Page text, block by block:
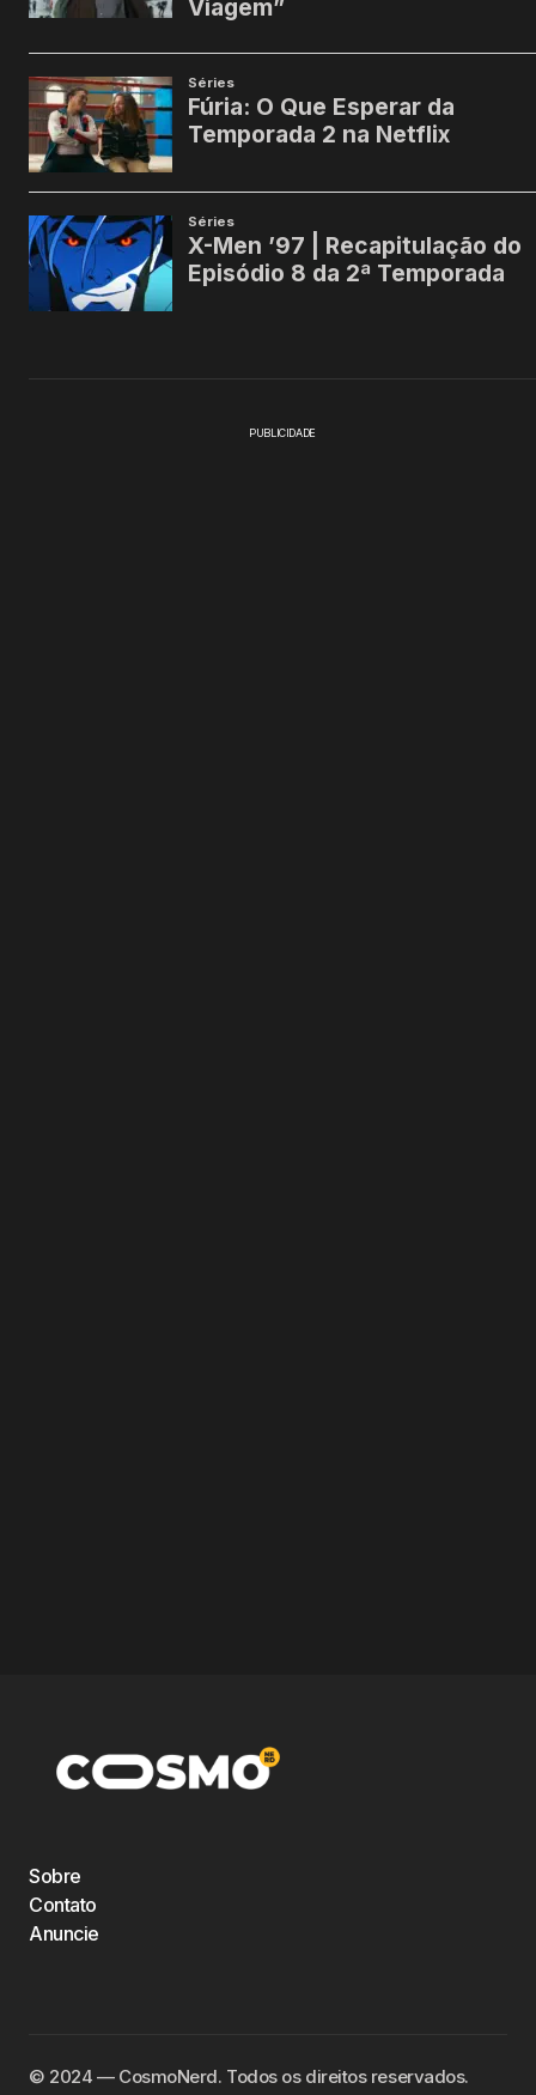
PUBLICIDADE
Sobre
Contato
Anuncie
©️ 2024 — CosmoNerd. Todos os direitos reservados.